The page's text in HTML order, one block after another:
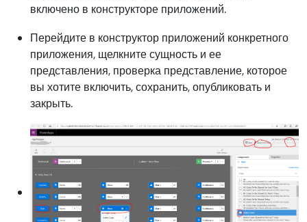
включено в конструкторе приложений.
Перейдите в конструктор приложений конкретного
приложения, щелкните сущность и ее
представления, проверка представление, которое
вы хотите включить, сохранить, опубликовать и
закрыть.